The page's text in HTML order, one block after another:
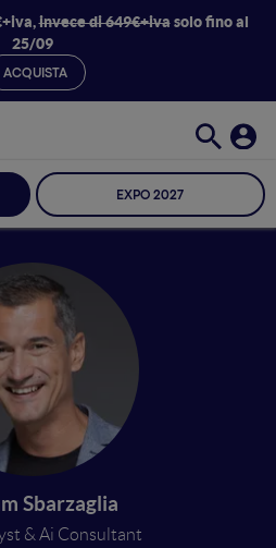
invece di 649€+ivasolo fino al
25/09
ACQUISTA
EXPO 2027
Sbarzaglia
& Ai Consultant